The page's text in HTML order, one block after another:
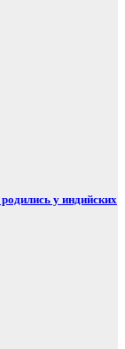
у индийских